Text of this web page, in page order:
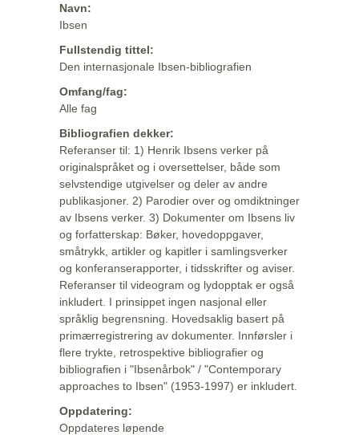
Navn:
Ibsen
Fullstendig tittel:
Den internasjonale Ibsen-bibliografien
Omfang/fag:
Alle fag
Bibliografien dekker:
Referanser til: 1) Henrik Ibsens verker på
originalspråket og i oversettelser, både som
selvstendige utgivelser og deler av andre
publikasjoner. 2) Parodier over og omdiktninger
av Ibsens verker. 3) Dokumenter om Ibsens liv
og forfatterskap: Bøker, hovedoppgaver,
småtrykk, artikler og kapitler i samlingsverker
og konferanserapporter, i tidsskrifter og aviser.
Referanser til videogram og lydopptak er også
inkludert. I prinsippet ingen nasjonal eller
språklig begrensning. Hovedsaklig basert på
primærregistrering av dokumenter. Innførsler i
flere trykte, retrospektive bibliografier og
bibliografien i "Ibsenårbok" / "Contemporary
approaches to Ibsen" (1953-1997) er inkludert.
Oppdatering:
Oppdateres løpende